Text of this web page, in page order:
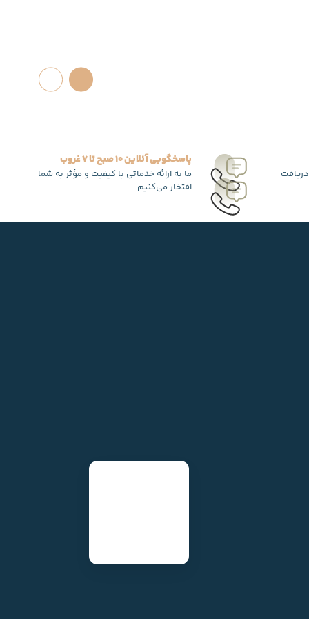
پاسخگویی آنلاین 10 صبح تا 7 غروب
ما به ارائه خدماتی با کیفیت و مؤثر به شما
افتخار می‌کنیم